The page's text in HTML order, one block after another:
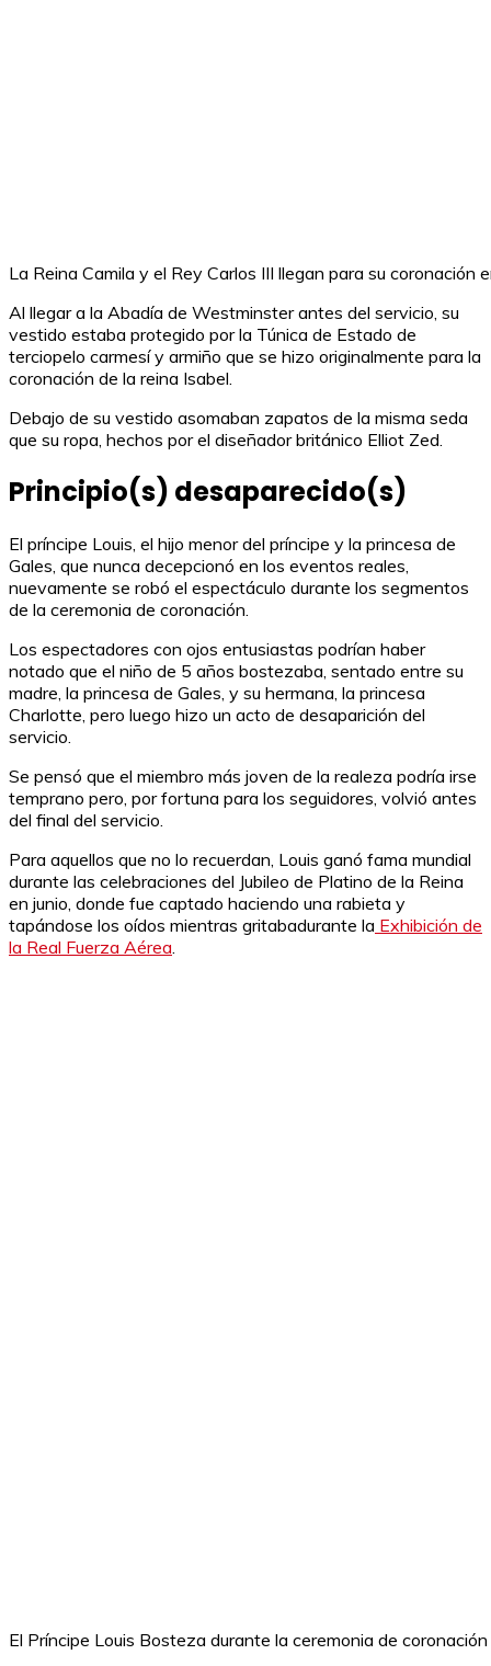
La Reina Camila y el Rey Carlos III llegan para su
Al llegar a la Abadía de Westminster antes del servicio, su
vestido estaba protegido por la Túnica de Estado de
terciopelo carmesí y armiño que se hizo originalmente para la
coronación de la reina Isabel.
Debajo de su vestido asomaban zapatos de la misma seda
que su ropa, hechos por el diseñador británico Elliot Zed.
Principio(s) desaparecido(s)
El príncipe Louis, el hijo menor del príncipe y la princesa de
Gales, que nunca decepcionó en los eventos reales,
nuevamente se robó el espectáculo durante los segmentos
de la ceremonia de coronación.
Los espectadores con ojos entusiastas podrían haber
notado que el niño de 5 años bostezaba, sentado entre su
madre, la princesa de Gales, y su hermana, la princesa
Charlotte, pero luego hizo un acto de desaparición del
servicio.
Se pensó que el miembro más joven de la realeza podría irse
temprano pero, por fortuna para los seguidores, volvió antes
del final del servicio.
Para aquellos que no lo recuerdan, Louis ganó fama mundial
durante las celebraciones del Jubileo de Platino de la Reina
en junio, donde fue captado haciendo una rabieta y
tapándose los oídos mientras gritabadurante la Exhibición de
la Real Fuerza Aérea
El Príncipe Louis Bosteza durante la ceremonia de